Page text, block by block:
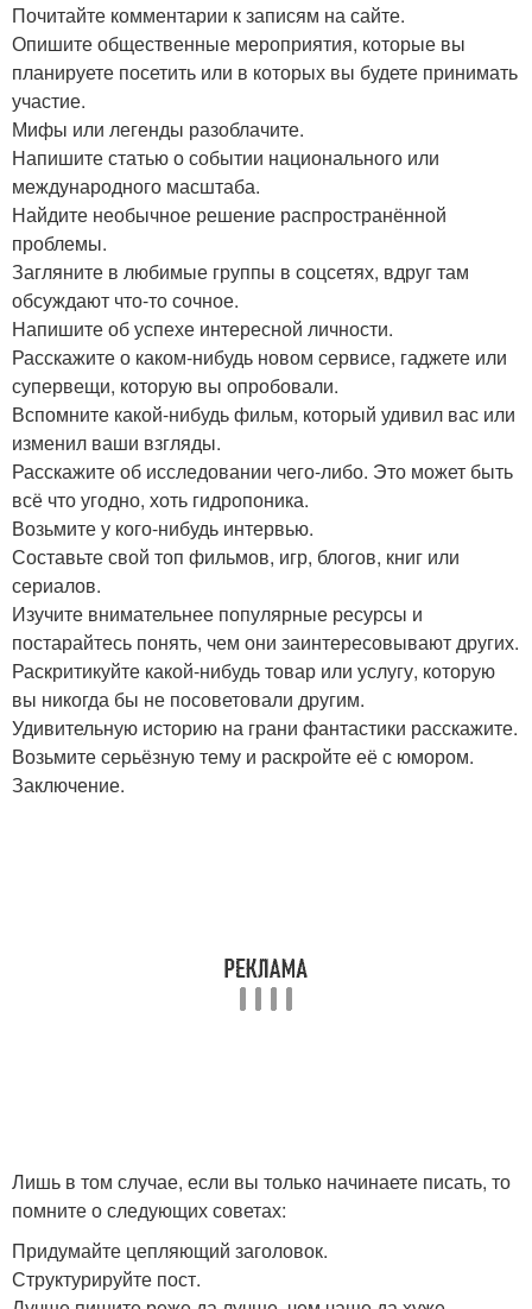
Почитайте комментарии к записям на сайте.
Опишите общественные мероприятия, которые вы
планируете посетить или в которых вы будете принимать
участие.
Мифы или легенды разоблачите.
Напишите статью о событии национального или
международного масштаба.
Найдите необычное решение распространённой
проблемы.
Загляните в любимые группы в соцсетях, вдруг там
обсуждают что-то сочное.
Напишите об успехе интересной личности.
Расскажите о каком-нибудь новом сервисе, гаджете или
супервещи, которую вы опробовали.
Вспомните какой-нибудь фильм, который удивил вас или
изменил ваши взгляды.
Расскажите об исследовании чего-либо. Это может быть
всё что угодно, хоть гидропоника.
Возьмите у кого-нибудь интервью.
Составьте свой топ фильмов, игр, блогов, книг или
сериалов.
Изучите внимательнее популярные ресурсы и
постарайтесь понять, чем они заинтересовывают других.
Раскритикуйте какой-нибудь товар или услугу, которую
вы никогда бы не посоветовали другим.
Удивительную историю на грани фантастики расскажите.
Возьмите серьёзную тему и раскройте её с юмором.
Заключение.
Лишь в том случае, если вы только начинаете писать, то
помните о следующих советах:
Придумайте цепляющий заголовок.
Структурируйте пост.